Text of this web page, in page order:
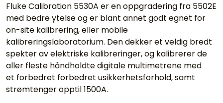
Fluke Calibration 5530A er en oppgradering fra 5502E
med bedre ytelse og er blant annet godt egnet for
on-site kalibrering, eller mobile
kalibreringslaboratorium. Den dekker et veldig bredt
spekter av elektriske kalibreringer, og kalibrerer de
aller fleste håndholdte digitale multimetrene med
et forbedret forbedret usikkerhetsforhold, samt
strømtenger opptil 1500A.